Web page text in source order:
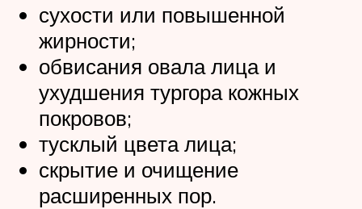
сухости или повышенной
жирности;
обвисания овала лица и
ухудшения тургора кожных
покровов;
тусклый цвета лица;
скрытие и очищение
расширенных пор.